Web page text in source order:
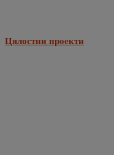
Цялостни проекти